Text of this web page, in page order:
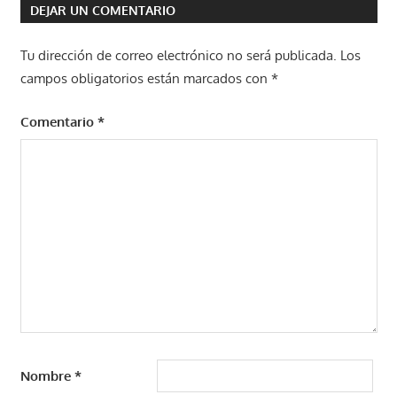
DEJAR UN COMENTARIO
Tu dirección de correo electrónico no será publicada. Los
campos obligatorios están marcados con *
Comentario *
Nombre *